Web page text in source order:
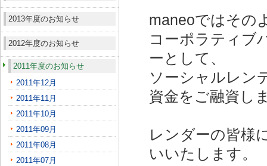
2013年度のお知らせ
2012年度のお知らせ
2011年度のお知らせ
2011年12月
2011年11月
2011年10月
2011年09月
2011年08月
2011年07月
maneoではその
コーポラティブ
ーとして、
ソーシャルレン
資金をご融資し
レンダーの皆様
いいたします。